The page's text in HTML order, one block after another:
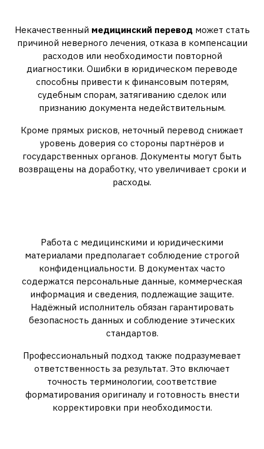
Некачественный медицинский переводможет стать
причиной неверного лечения, отказа в компенсации
расходов или необходимости повторной
диагностики. Ошибки в юридическом переводе
способны привести к финансовым потерям,
судебным спорам, затягиванию сделок или
признанию документа недействительным.
Кроме прямых рисков, неточный перевод снижает
уровень доверия со стороны партнёров и
государственных органов. Документы могут быть
возвращены на доработку, что увеличивает сроки и
расходы.
Работа с медицинскими и юридическими
материалами предполагает соблюдение строгой
конфиденциальности. В документах часто
содержатся персональные данные, коммерческая
информация и сведения, подлежащие защите.
Надёжный исполнитель обязан гарантировать
безопасность данных и соблюдение этических
стандартов.
Профессиональный подход также подразумевает
ответственность за результат. Это включает
точность терминологии, соответствие
форматирования оригиналу и готовность внести
корректировки при необходимости.